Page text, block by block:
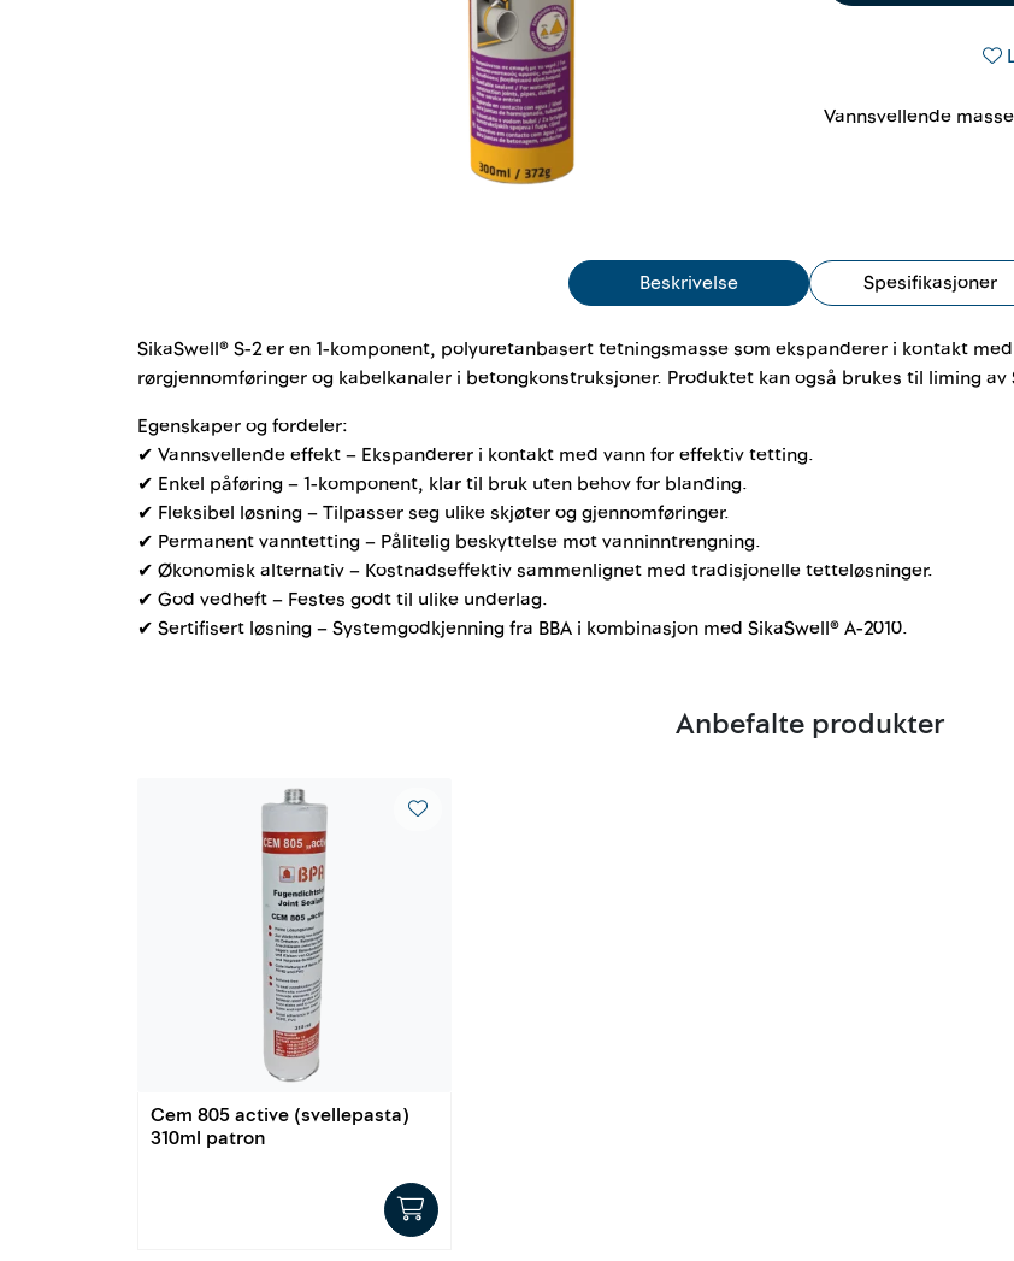
Vannsvellende
Beskrivelse Spesifikasjoner
SikaSwell® S-2 er en 1-komponent, polyuretanbasert tetningsmasse som ekspanderer i kontakt
rørgjennomføringer og kabelkanaler i betongkonstruksjoner. Produktet kan også brukes til liming av
Egenskaper og fordeler:
✔ Vannsvellende effekt – Ekspanderer i kontakt med vann for effektiv tetting.
✔ Enkel påføring – 1-komponent, klar til bruk uten behov for blanding.
✔ Fleksibel løsning – Tilpasser seg ulike skjøter og gjennomføringer.
✔ Permanent vanntetting – Pålitelig beskyttelse mot vanninntrengning.
✔ Økonomisk alternativ – Kostnadseffektiv sammenlignet med tradisjonelle tetteløsninger.
✔ God vedheft – Festes godt til ulike underlag.
✔ Sertifisert løsning – Systemgodkjenning fra BBA i kombinasjon med SikaSwell® A-2010.
Anbefalte produkter
Cem 805 active (svellepasta)
310ml patron